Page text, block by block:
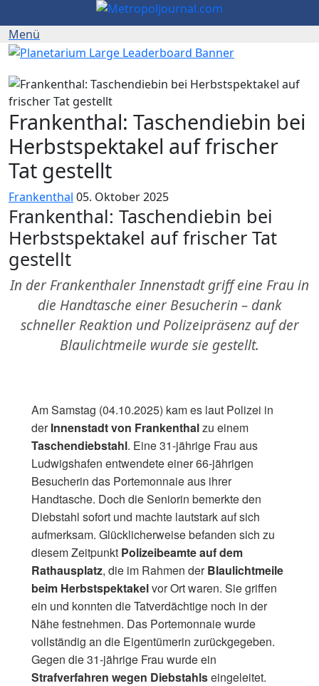
Frankenthal: Taschendiebin bei
Herbstspektakel auf frischer
Tat gestellt
Frankenthal 05. Oktober 2025
Frankenthal: Taschendiebin bei
Herbstspektakel auf frischer Tat
gestellt
In der Frankenthaler Innenstadt griff eine Frau in
die Handtasche einer Besucherin – dank
schneller Reaktion und Polizeipräsenz auf der
Blaulichtmeile wurde sie gestellt.
Am Samstag (04.10.2025) kam es laut Polizei in
derInnenstadt von Frankenthalzu einem
Taschendiebstahl. Eine 31-jährige Frau aus
Ludwigshafen entwendete einer 66-jährigen
Besucherin das Portemonnaie aus ihrer
Handtasche. Doch die Seniorin bemerkte den
Diebstahl sofort und machte lautstark auf sich
aufmerksam. Glücklicherweise befanden sich zu
diesem Zeitpunkt Polizeibeamte auf dem
Rathausplatz, die im Rahmen derBlaulichtmeile
beim Herbstspektakelvor Ort waren. Sie griffen
ein und konnten die Tatverdächtige noch in der
Nähe festnehmen. Das Portemonnaie wurde
vollständig an die Eigentümerin zurückgegeben.
Gegen die 31-jährige Frau wurde ein
Strafverfahren wegen Diebstahlseingeleitet.